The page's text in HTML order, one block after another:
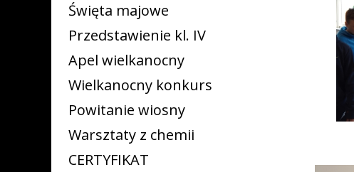
Święta majowe
Przedstawienie kl. IV
Apel wielkanocny
Wielkanocny konkurs
Powitanie wiosny
Warsztaty z chemii
CERTYFIKAT